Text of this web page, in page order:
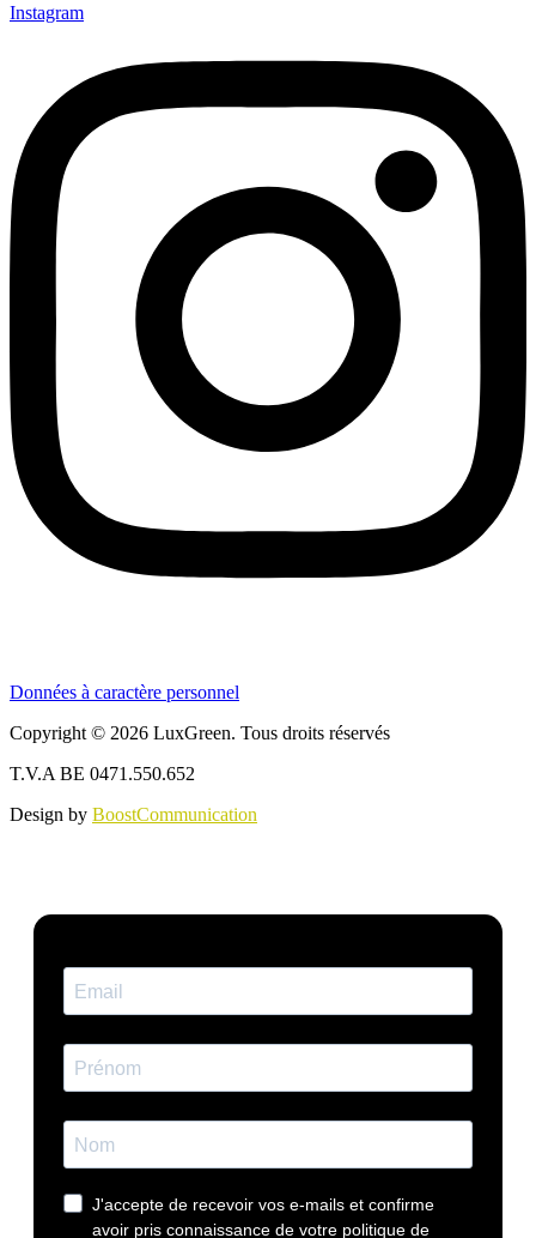
Instagram
Données à caractère personnel
Copyright © 2026 LuxGreen. Tous droits réservés
T.V.A BE 0471.550.652
Design by BoostCommunication